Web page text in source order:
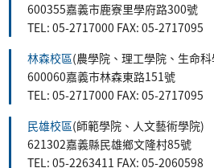
600355嘉義市鹿寮里學府路300號
TEL: 05-2717000 FAX: 05-2717095
林森校區(農學院、理工學院、生命
600060嘉義市林森東路151號
TEL: 05-2717000 FAX: 05-2717095
民雄校區(師範學院、人文藝術學院)
621302嘉義縣民雄鄉文隆村85號
TEL: 05-2263411 FAX: 05-2060598